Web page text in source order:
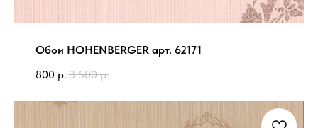
Обои HOHENBERGER арт. 62171
800 р. 3 500 р.